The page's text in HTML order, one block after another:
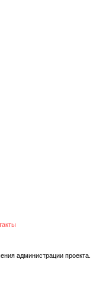
администрации проекта.